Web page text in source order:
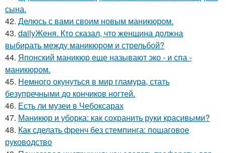
сына.
42. Делюсь с вами своим новым маникюром.
43. dailyЖеня. Кто сказал, что женщина должна
выбирать между маникюром и стрельбой?
44. Японский маникюр еще называют эко - и спа -
маникюром.
45. Немного окунуться в мир гламура, стать
безупречными до кончиков ногтей.
46. Есть ли музеи в Чебоксарах
47. Маникюр и уборка: как сохранить руки красивыми?
48. Как сделать френч без стемпинга: пошаговое
руководство